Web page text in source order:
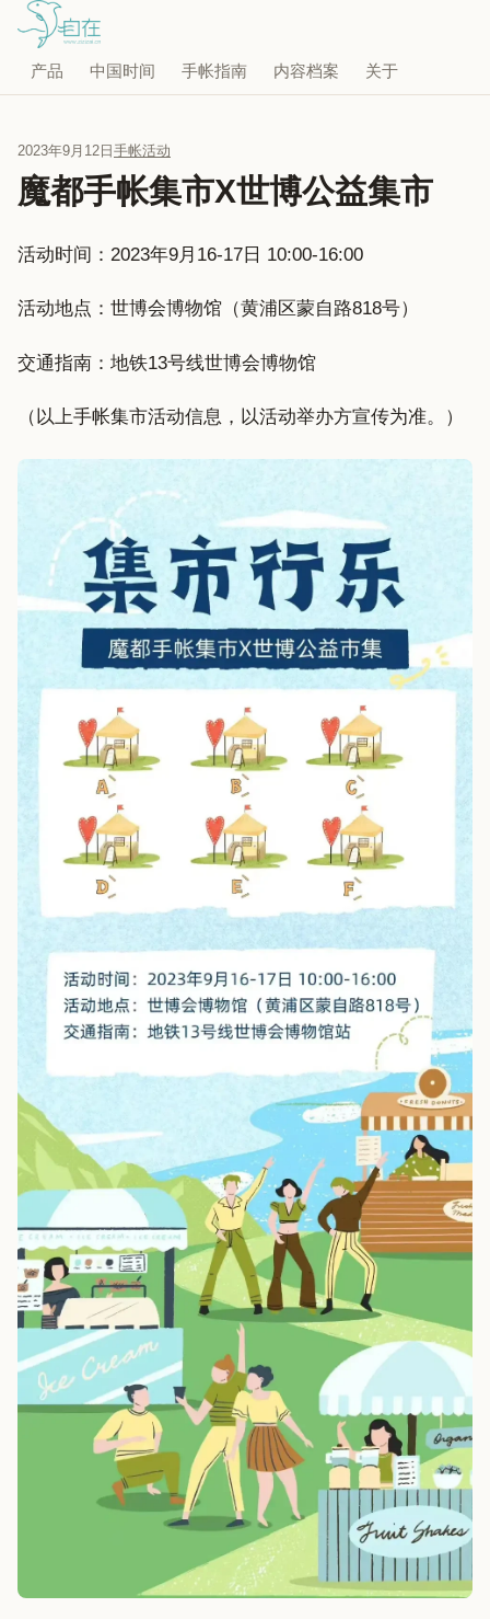
产品 中国时间 手帐指南 内容档案 关于
2023年9月12日 手帐活动
魔都手帐集市X世博公益集市
活动时间：2023年9月16-17日 10:00-16:00
活动地点：世博会博物馆（黄浦区蒙自路818号）
交通指南：地铁13号线世博会博物馆
（以上手帐集市活动信息，以活动举办方宣传为准。）